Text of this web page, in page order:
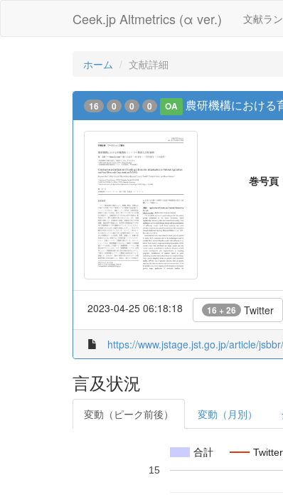
Ceek.jp Altmetrics (α ver.) 文献ラ
ホーム 文献詳細
16 0 0 0 OA 農研機構における
巻号頁
2023-04-25 06:18:18 16 + 26 Twitter
https://www.jstage.jst.go.jp/article/
言及状況
変動（ピーク前後） 変動（月別）
合計
15